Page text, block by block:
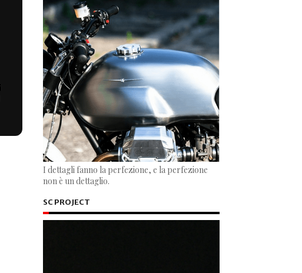
I dettagli fanno la perfezione, e la perfezione
non è un dettaglio.
SC PROJECT